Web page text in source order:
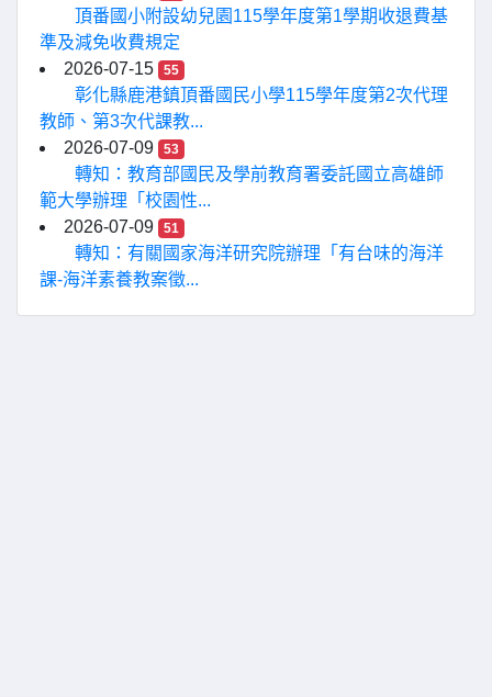
頂番國小附設幼兒園115學年度第1學期收退費基
準及減免收費規定
2026-07-15
55
彰化縣鹿港鎮頂番國民小學115學年度第2次代理
教師、第3次代課教...
2026-07-09
53
轉知：教育部國民及學前教育署委託國立高雄師
範大學辦理「校園性...
2026-07-09
51
轉知：有關國家海洋研究院辦理「有台味的海洋
課-海洋素養教案徵...